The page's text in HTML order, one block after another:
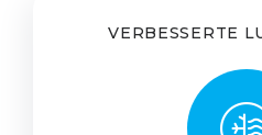
VERBESSERTE